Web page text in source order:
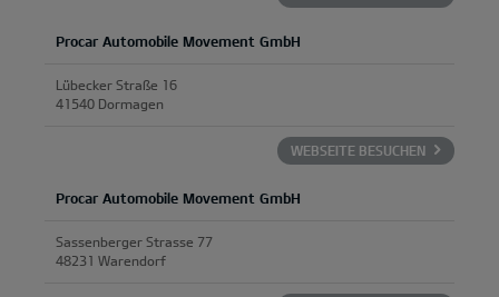
Procar Automobile Movement GmbH
Lübecker Straße 16
41540 Dormagen
WEBSEITE BESUCHEN
Procar Automobile Movement GmbH
Sassenberger Strasse 77
48231 Warendorf